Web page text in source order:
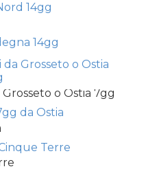
14gg
14gg
Grosseto o Ostia
da Ostia
Terre